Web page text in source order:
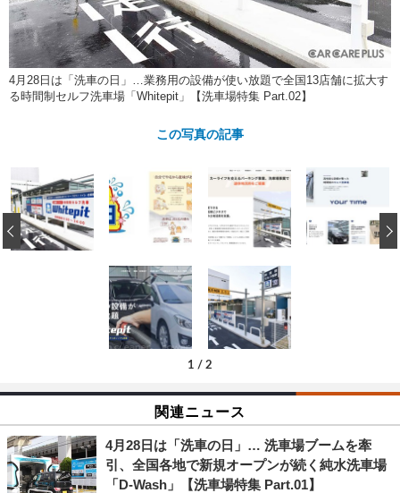
クト
コラム
ショップレポート プロショップ検索
レストア
カーメーカー「旧車」関連プロジ
ェクト
コラム
インタビュー
イベント
イベント告知 イベントレポート
4月28日は「洗車の日」…業務用の設備が使い放題で全国13店舗に拡大す
る時間制セルフ洗車場「Whitepit」【洗車場特集 Part.02】
この写真の記事
1 / 2
‹
関連ニュース
4月28日は「洗車の日」… 洗車場ブームを牽
引、全国各地で新規オープンが続く純水洗車場
「D-Wash」【洗車場特集 Part.01】